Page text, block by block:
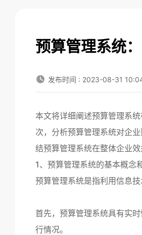
预算管理系统
发布时间 : 2023-08-31
本文将详细阐述预算管理系
次，分析预算管理系统对企
结预算管理系统在整体企业效
1、预算管理系统的基本概念
预算管理系统是指利用信息
首先，预算管理系统具有实
行情况。